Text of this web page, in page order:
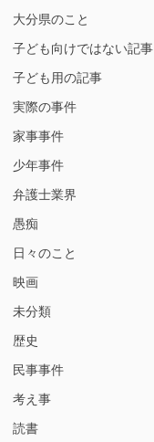
大分県のこと
子ども向けではない記事
子ども用の記事
実際の事件
家事事件
少年事件
弁護士業界
愚痴
日々のこと
映画
未分類
歴史
民事事件
考え事
読書